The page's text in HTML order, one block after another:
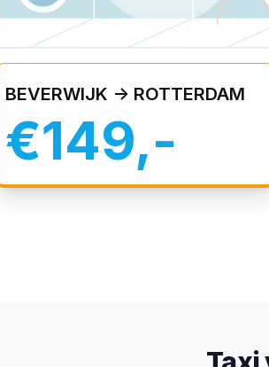
BEVERWIJK -> ROTTERDAM
€149,-